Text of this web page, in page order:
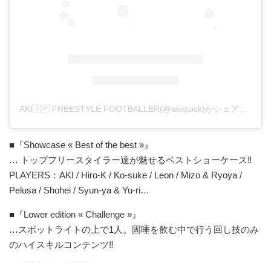
■『Showcase « Best of the best »』
… トップフリースタイラー達が魅せるベストショーケース‼︎
PLAYERS：AKI / Hiro-K / Ko-suke / Leon / Mizo & Ryoya /
Pelusa / Shohei / Syun-ya & Yu-ri…
■『Lower edition « Challenge »』
…スポットライトの上で1人。固唾を飲む中で行う回し技のみ
のハイスキルコンテンツ‼︎